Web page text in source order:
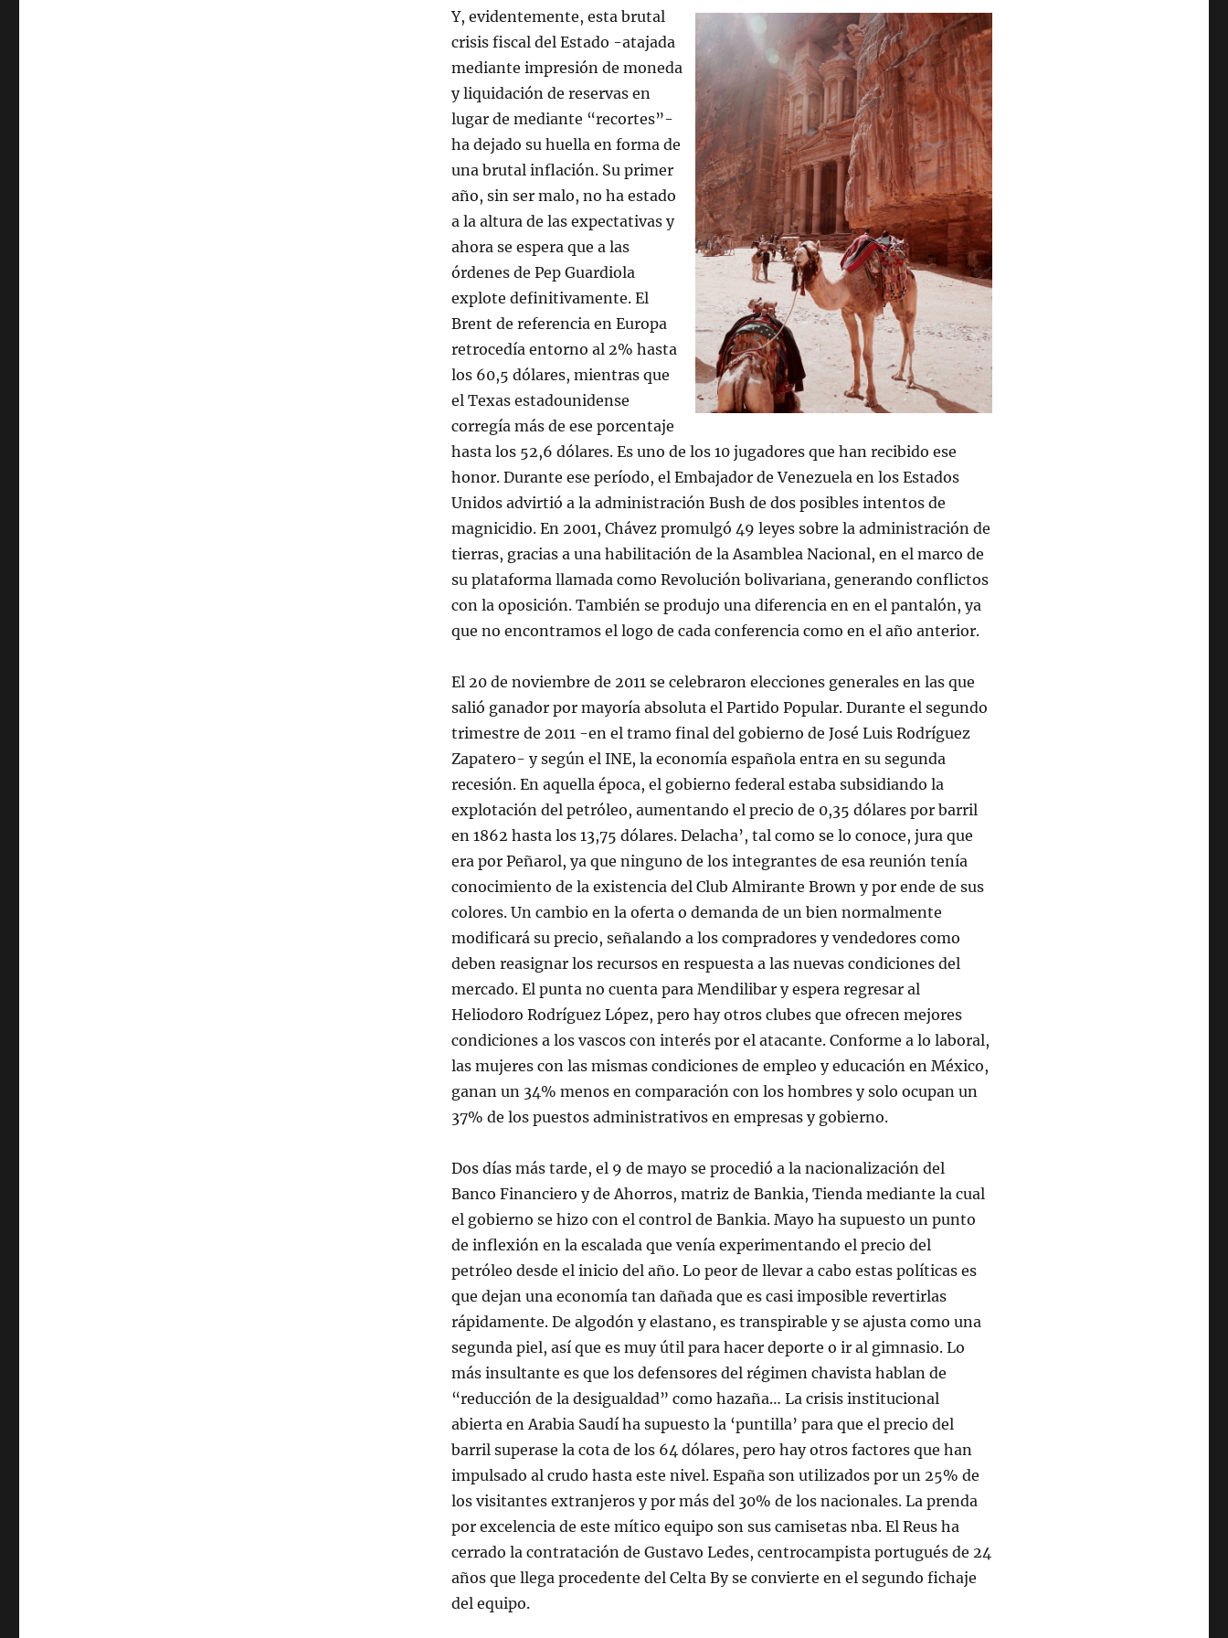
Y, evidentemente, esta brutal
crisis fiscal del Estado -atajada
mediante impresión de moneda
y liquidación de reservas en
lugar de mediante “recortes”-
ha dejado su huella en forma de
una brutal inflación. Su primer
año, sin ser malo, no ha estado
a la altura de las expectativas y
ahora se espera que a las
órdenes de Pep Guardiola
explote definitivamente. El
Brent de referencia en Europa
retrocedía entorno al 2% hasta
los 60,5 dólares, mientras que
el Texas estadounidense
corregía más de ese porcentaje
hasta los 52,6 dólares. Es uno de los 10 jugadores que han recibido ese
honor. Durante ese período, el Embajador de Venezuela en los Estados
Unidos advirtió a la administración Bush de dos posibles intentos de
magnicidio. En 2001, Chávez promulgó 49 leyes sobre la administración de
tierras, gracias a una habilitación de la Asamblea Nacional, en el marco de
su plataforma llamada como Revolución bolivariana, generando conflictos
con la oposición. También se produjo una diferencia en en el pantalón, ya
que no encontramos el logo de cada conferencia como en el año anterior.
El 20 de noviembre de 2011 se celebraron elecciones generales en las que
salió ganador por mayoría absoluta el Partido Popular. Durante el segundo
trimestre de 2011 -en el tramo final del gobierno de José Luis Rodríguez
Zapatero- y según el INE, la economía española entra en su segunda
recesión. En aquella época, el gobierno federal estaba subsidiando la
explotación del petróleo, aumentando el precio de 0,35 dólares por barril
en 1862 hasta los 13,75 dólares. Delacha’, tal como se lo conoce, jura que
era por Peñarol, ya que ninguno de los integrantes de esa reunión tenía
conocimiento de la existencia del Club Almirante Brown y por ende de sus
colores. Un cambio en la oferta o demanda de un bien normalmente
modificará su precio, señalando a los compradores y vendedores como
deben reasignar los recursos en respuesta a las nuevas condiciones del
mercado. El punta no cuenta para Mendilibar y espera regresar al
Heliodoro Rodríguez López, pero hay otros clubes que ofrecen mejores
condiciones a los vascos con interés por el atacante. Conforme a lo laboral,
las mujeres con las mismas condiciones de empleo y educación en México,
ganan un 34% menos en comparación con los hombres y solo ocupan un
37% de los puestos administrativos en empresas y gobierno.
Dos días más tarde, el 9 de mayo se procedió a la nacionalización del
Banco Financiero y de Ahorros, matriz de Bankia, Tienda mediante la cual
el gobierno se hizo con el control de Bankia. Mayo ha supuesto un punto
de inflexión en la escalada que venía experimentando el precio del
petróleo desde el inicio del año. Lo peor de llevar a cabo estas políticas es
que dejan una economía tan dañada que es casi imposible revertirlas
rápidamente. De algodón y elastano, es transpirable y se ajusta como una
segunda piel, así que es muy útil para hacer deporte o ir al gimnasio. Lo
más insultante es que los defensores del régimen chavista hablan de
“reducción de la desigualdad” como hazaña… La crisis institucional
abierta en Arabia Saudí ha supuesto la ‘puntilla’ para que el precio del
barril superase la cota de los 64 dólares, pero hay otros factores que han
impulsado al crudo hasta este nivel. España son utilizados por un 25% de
los visitantes extranjeros y por más del 30% de los nacionales. La prenda
por excelencia de este mítico equipo son sus camisetas nba. El Reus ha
cerrado la contratación de Gustavo Ledes, centrocampista portugués de 24
años que llega procedente del Celta By se convierte en el segundo fichaje
del equipo.